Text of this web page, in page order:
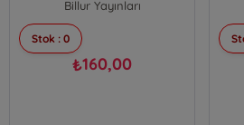
Billur Yayınları
Stok : 0
₺160,00